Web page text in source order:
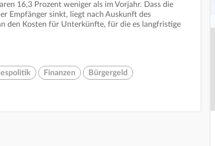
16,3 Prozent weniger als im Vorjahr. Dass die
Empfänger sinkt, liegt nach Auskunft des
den Kosten für Unterkünfte, für die es langfristige
Finanzen Bürgergeld